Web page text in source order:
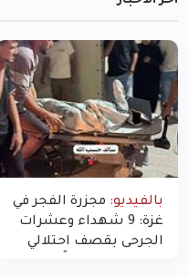
بالفيديو: مجزرة الفجر في
غزة: 9 شهداء وعشرات
الجرحى بقصف احتلالي